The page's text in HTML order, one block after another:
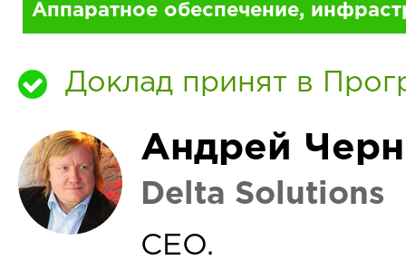
Аппаратное обеспечение,
Доклад принят в
Андрей
Delta Solutions
CEO.